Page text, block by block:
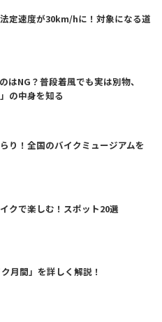
法定速度が30km/hに！対象になる道
はNG？普段着風でも実は別物、
の中身を知る
り！全国のバイクミュージアムを
クで楽しむ！スポット20選
月間」を詳しく解説！